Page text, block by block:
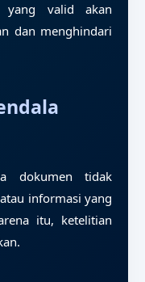
yang valid akan
dan menghindari
dokumen tidak
informasi yang
itu, ketelitian